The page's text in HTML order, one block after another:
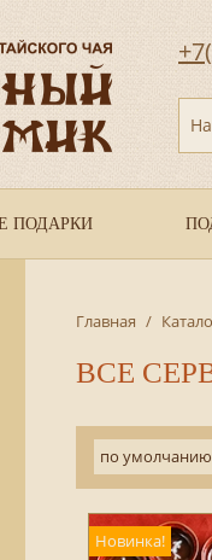
ПОДАРКИ
Главная /
ВСЕ
по умолчанию
Новинка!